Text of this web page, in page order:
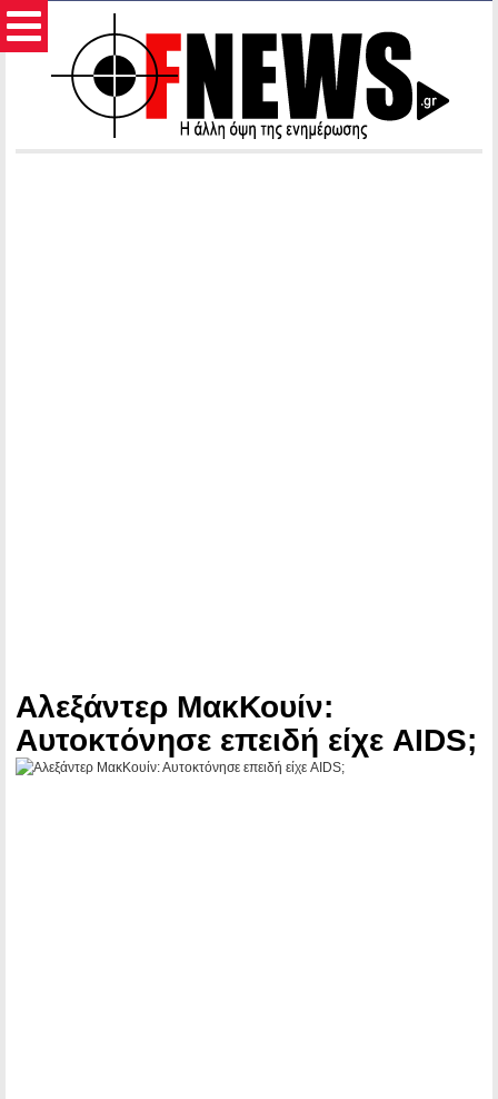
Αλεξάντερ ΜακΚουίν:
Αυτοκτόνησε επειδή είχε AIDS;